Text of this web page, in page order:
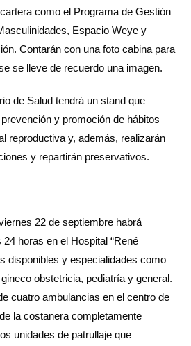
como el Programa de Gestión
Espacio Weye y
Contarán con una foto cabina para
se lleve de recuerdo una imagen.
de Salud tendrá un stand que
y promoción de hábitos
reproductiva y, además, realizarán
y repartirán preservativos.
22 de septiembre habrá
horas en el Hospital “René
disponibles y especialidades como
obstetricia, pediatría y general.
cuatro ambulancias en el centro de
la costanera completamente
unidades de patrullaje que